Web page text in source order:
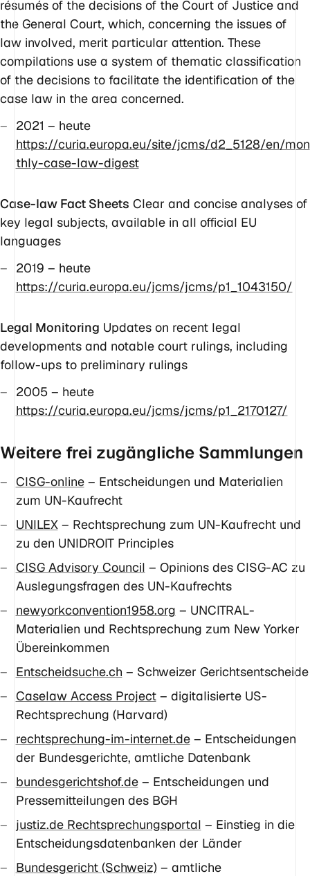
résumés of the decisions of the Court of Justice and
the General Court, which, concerning the issues of
law involved, merit particular attention. These
compilations use a system of thematic classification
of the decisions to facilitate the identification of the
case law in the area concerned.
2021 – heute
https://curia.europa.eu/site/jcms/d2_5128/en/mon
thly-case-law-digest
Case-law Fact Sheets Clear and concise analyses of
key legal subjects, available in all official EU
languages
2019 – heute
https://curia.europa.eu/jcms/jcms/p1_1043150/
Legal Monitoring Updates on recent legal
developments and notable court rulings, including
follow-ups to preliminary rulings
2005 – heute
https://curia.europa.eu/jcms/jcms/p1_2170127/
Weitere frei zugängliche Sammlungen
CISG-online– Entscheidungen und Materialien
zum UN-Kaufrecht
UNILEX– Rechtsprechung zum UN-Kaufrecht und
zu den UNIDROIT Principles
CISG Advisory Council – Opinions des CISG-AC zu
Auslegungsfragen des UN-Kaufrechts
newyorkconvention1958.org – UNCITRAL-
Materialien und Rechtsprechung zum New Yorker
Übereinkommen
Entscheidsuche.ch – Schweizer Gerichtsentscheide
Caselaw Access Project– digitalisierte US-
Rechtsprechung (Harvard)
rechtsprechung-im-internet.de– Entscheidungen
der Bundesgerichte, amtliche Datenbank
bundesgerichtshof.de– Entscheidungen und
Pressemitteilungen des BGH
justiz.de Rechtsprechungsportal – Einstieg in die
Entscheidungsdatenbanken der Länder
Bundesgericht (Schweiz) – amtliche